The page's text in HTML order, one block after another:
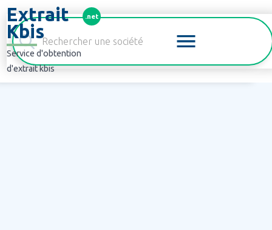
Extrait
Kbis
.net
Service d'obtention
d'extrait kbis
Panneau de gestion des cookies